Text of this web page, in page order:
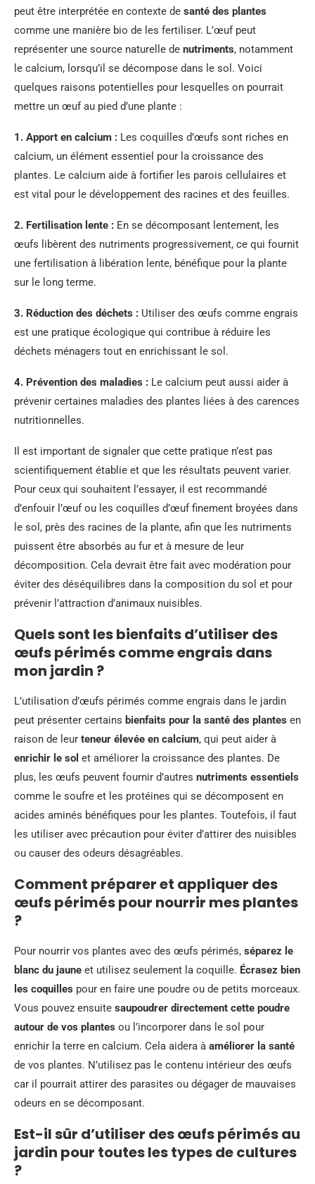
peut être interprétée en contexte de santé des plantes
comme une manière bio de les fertiliser. L’œuf peut
représenter une source naturelle de nutriments, notamment
le calcium, lorsqu’il se décompose dans le sol. Voici
quelques raisons potentielles pour lesquelles on pourrait
mettre un œuf au pied d’une plante :
1. Apport en calcium : Les coquilles d’œufs sont riches en
calcium, un élément essentiel pour la croissance des
plantes. Le calcium aide à fortifier les parois cellulaires et
est vital pour le développement des racines et des feuilles.
2. Fertilisation lente : En se décomposant lentement, les
œufs libèrent des nutriments progressivement, ce qui fournit
une fertilisation à libération lente, bénéfique pour la plante
sur le long terme.
3. Réduction des déchets : Utiliser des œufs comme engrais
est une pratique écologique qui contribue à réduire les
déchets ménagers tout en enrichissant le sol.
4. Prévention des maladies : Le calcium peut aussi aider à
prévenir certaines maladies des plantes liées à des carences
nutritionnelles.
Il est important de signaler que cette pratique n’est pas
scientifiquement établie et que les résultats peuvent varier.
Pour ceux qui souhaitent l’essayer, il est recommandé
d’enfouir l’œuf ou les coquilles d’œuf finement broyées dans
le sol, près des racines de la plante, afin que les nutriments
puissent être absorbés au fur et à mesure de leur
décomposition. Cela devrait être fait avec modération pour
éviter des déséquilibres dans la composition du sol et pour
prévenir l’attraction d’animaux nuisibles.
Quels sont les bienfaits d’utiliser des
œufs périmés comme engrais dans
mon jardin ?
L’utilisation d’œufs périmés comme engrais dans le jardin
peut présenter certains bienfaits pour la santé des plantes en
raison de leur teneur élevée en calcium, qui peut aider à
enrichir le sol et améliorer la croissance des plantes. De
plus, les œufs peuvent fournir d’autres nutriments essentiels
comme le soufre et les protéines qui se décomposent en
acides aminés bénéfiques pour les plantes. Toutefois, il faut
les utiliser avec précaution pour éviter d’attirer des nuisibles
ou causer des odeurs désagréables.
Comment préparer et appliquer des
œufs périmés pour nourrir mes plantes
?
Pour nourrir vos plantes avec des œufs périmés, séparez le
blanc du jaune et utilisez seulement la coquille. Écrasez bien
les coquilles pour en faire une poudre ou de petits morceaux.
Vous pouvez ensuite saupoudrer directement cette poudre
autour de vos plantes ou l’incorporer dans le sol pour
enrichir la terre en calcium. Cela aidera à améliorer la santé
de vos plantes. N’utilisez pas le contenu intérieur des œufs
car il pourrait attirer des parasites ou dégager de mauvaises
odeurs en se décomposant.
Est-il sûr d’utiliser des œufs périmés au
jardin pour toutes les types de cultures
?